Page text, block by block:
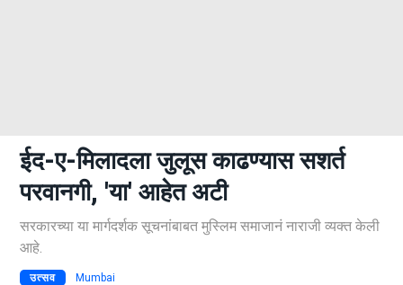
ईद-ए-मिलादला जुलूस काढण्यास सशर्त
परवानगी, 'या' आहेत अटी
सरकारच्या या मार्गदर्शक सूचनांबाबत मुस्लिम समाजानं नाराजी व्यक्त केली
आहे.
उत्सव Mumbai